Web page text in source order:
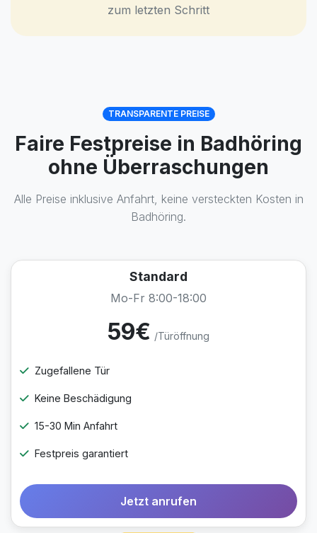
zum letzten Schritt
TRANSPARENTE PREISE
Faire Festpreise in Badhöring
ohne Überraschungen
Alle Preise inklusive Anfahrt, keine versteckten Kosten in
Badhöring.
Standard
Mo-Fr 8:00-18:00
59€ /Türöffnung
Zugefallene Tür
Keine Beschädigung
15-30 Min Anfahrt
Festpreis garantiert
Jetzt anrufen